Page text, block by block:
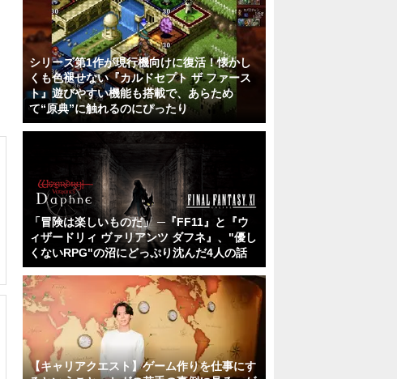
シリーズ第1作が現行機向けに復活！懐かし
くも色褪せない『カルドセプト ザ ファース
ト』遊びやすい機能も搭載で、あらため
て“原典”に触れるのにぴったり
「冒険は楽しいものだ」 ─『FF11』と『ウ
ィザードリィ ヴァリアンツ ダフネ』、"優し
くないRPG"の沼にどっぷり沈んだ4人の話
【キャリアクエスト】ゲーム作りを仕事にす